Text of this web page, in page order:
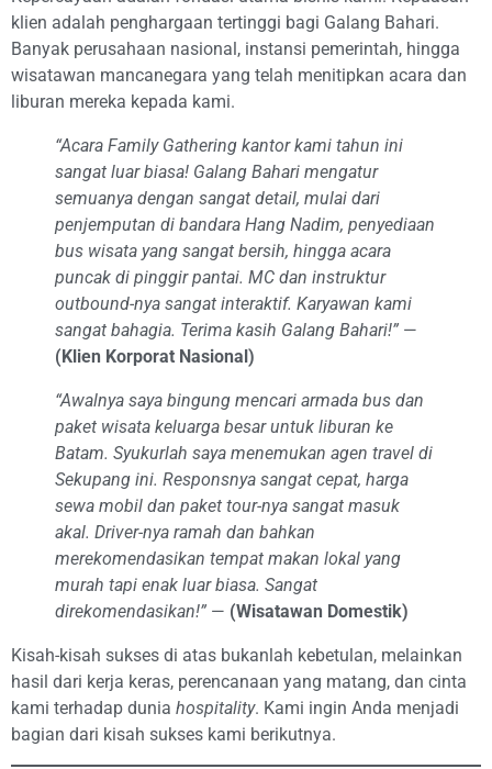
klien adalah penghargaan tertinggi bagi Galang Bahari.
Banyak perusahaan nasional, instansi pemerintah, hingga
wisatawan mancanegara yang telah menitipkan acara dan
liburan mereka kepada kami.
“Acara Family Gathering kantor kami tahun ini
sangat luar biasa! Galang Bahari mengatur
semuanya dengan sangat detail, mulai dari
penjemputan di bandara Hang Nadim, penyediaan
bus wisata yang sangat bersih, hingga acara
puncak di pinggir pantai. MC dan instruktur
outbound-nya sangat interaktif. Karyawan kami
sangat bahagia. Terima kasih Galang Bahari!” —
(Klien Korporat Nasional)
“Awalnya saya bingung mencari armada bus dan
paket wisata keluarga besar untuk liburan ke
Batam. Syukurlah saya menemukan agen travel di
Sekupang ini. Responsnya sangat cepat, harga
sewa mobil dan paket tour-nya sangat masuk
akal. Driver-nya ramah dan bahkan
merekomendasikan tempat makan lokal yang
murah tapi enak luar biasa. Sangat
direkomendasikan!” — (Wisatawan Domestik)
Kisah-kisah sukses di atas bukanlah kebetulan, melainkan
hasil dari kerja keras, perencanaan yang matang, dan cinta
kami terhadap dunia hospitality. Kami ingin Anda menjadi
bagian dari kisah sukses kami berikutnya.